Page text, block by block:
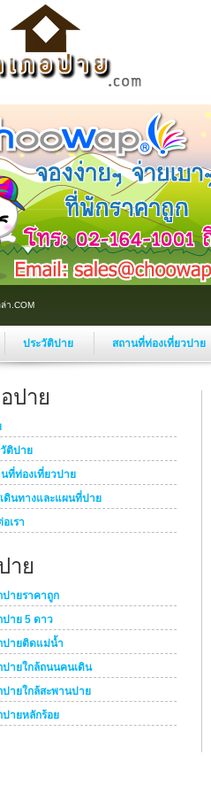
า.COM
ประวัติปาย สถานที่ท่องเที่ยวปาย
ปาย
ติปาย
ที่ท่องเที่ยวปาย
ดินทางและแผนที่ปาย
เรา
าย
ายราคาถูก
าย 5 ดาว
ปายติดแม่น้ำ
ายใกล้ถนนคนเดิน
ายใกล้สะพานปาย
ายหลักร้อย